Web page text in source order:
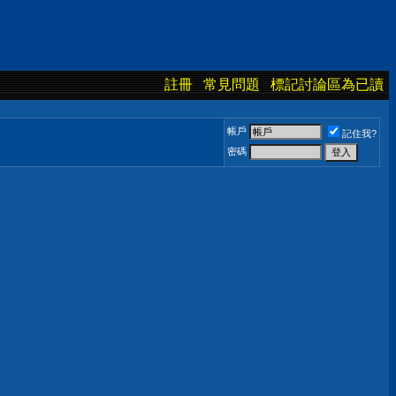
註冊 常見問題 標記討論區為已讀
帳戶
記住我?
密碼